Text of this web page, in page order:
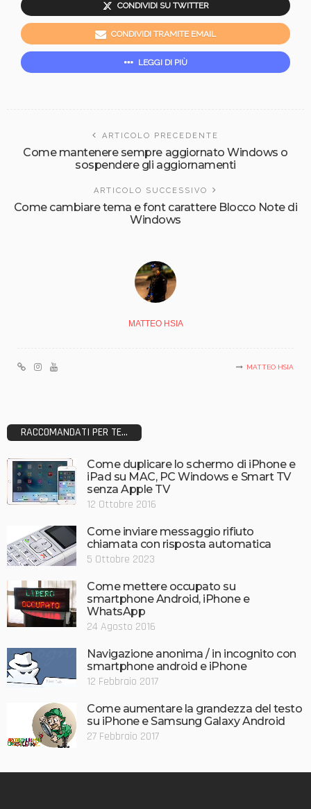
CONDIVIDI SU TWITTER
CONDIVIDI TRAMITE EMAIL
LEGGI DI PIÙ
ARTICOLO PRECEDENTE
Come mantenere sempre aggiornato Windows o
sospendere gli aggiornamenti
ARTICOLO SUCCESSIVO
Come cambiare tema e font carattere Blocco Note di
Windows
MATTEO HSIA
MATTEO HSIA
RACCOMANDATI PER TE...
Come duplicare lo schermo di iPhone e
iPad su MAC, PC Windows e Smart TV
senza Apple TV
12 Ottobre 2016
Come inviare messaggio rifiuto
chiamata con risposta automatica
5 Ottobre 2023
Come mettere occupato su
smartphone Android, iPhone e
WhatsApp
24 Agosto 2016
Navigazione anonima / in incognito con
smartphone android e iPhone
12 Febbraio 2017
Come aumentare la grandezza del testo
su iPhone e Samsung Galaxy Android
27 Febbraio 2017